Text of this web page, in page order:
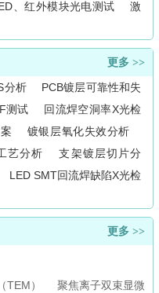
、红外模块光电测试
激
更多 >>
分析
PCB镀层可靠性和失
测试
回流焊空洞率X光检
镀银层氧化失效分析
艺分析
支架镀层切片分
LED SMT回流焊缺陷X光检
更多 >>
TEM）
聚焦离子双束显微